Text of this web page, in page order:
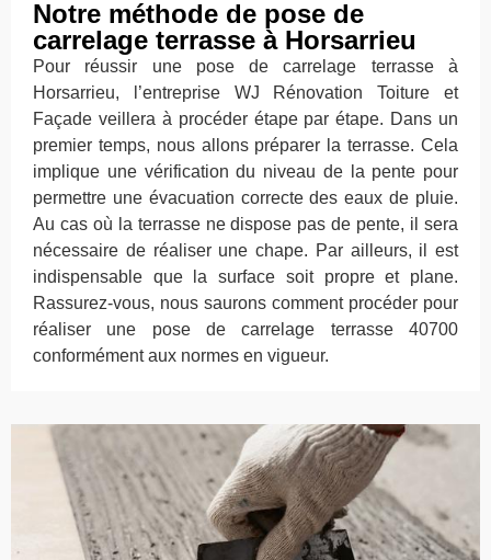
Notre méthode de pose de
carrelage terrasse à Horsarrieu
Pour réussir une pose de carrelage terrasse à
Horsarrieu, l’entreprise WJ Rénovation Toiture et
Façade veillera à procéder étape par étape. Dans un
premier temps, nous allons préparer la terrasse. Cela
implique une vérification du niveau de la pente pour
permettre une évacuation correcte des eaux de pluie.
Au cas où la terrasse ne dispose pas de pente, il sera
nécessaire de réaliser une chape. Par ailleurs, il est
indispensable que la surface soit propre et plane.
Rassurez-vous, nous saurons comment procéder pour
réaliser une pose de carrelage terrasse 40700
conformément aux normes en vigueur.